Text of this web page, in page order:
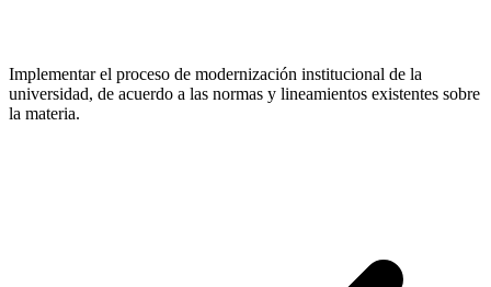
Implementar el proceso de modernización institucional de la
universidad, de acuerdo a las normas y lineamientos existentes sobre
la materia.